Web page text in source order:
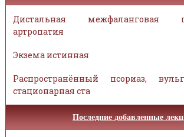
Дистальная межфаланговая
артропатия
Экзема истинная
Распространённый псориаз,
стационарная ста
Последние добавленные